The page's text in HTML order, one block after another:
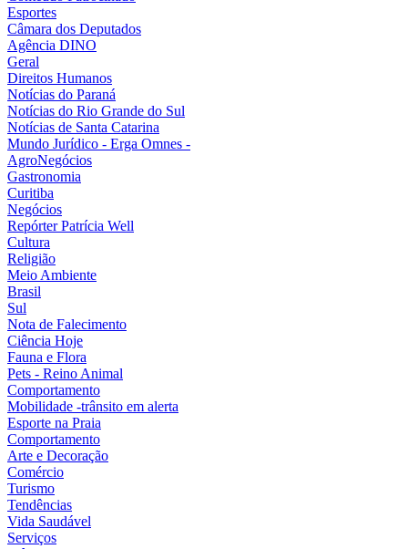
Esportes
Câmara dos Deputados
Agência DINO
Geral
Direitos Humanos
Notícias do Paraná
Notícias do Rio Grande do Sul
Notícias de Santa Catarina
Mundo Jurídico - Erga Omnes -
AgroNegócios
Gastronomia
Curitiba
Negócios
Repórter Patrícia Well
Cultura
Religião
Meio Ambiente
Brasil
Sul
Nota de Falecimento
Ciência Hoje
Fauna e Flora
Pets - Reino Animal
Comportamento
Mobilidade -trânsito em alerta
Esporte na Praia
Comportamento
Arte e Decoração
Comércio
Turismo
Tendências
Vida Saudável
Serviços